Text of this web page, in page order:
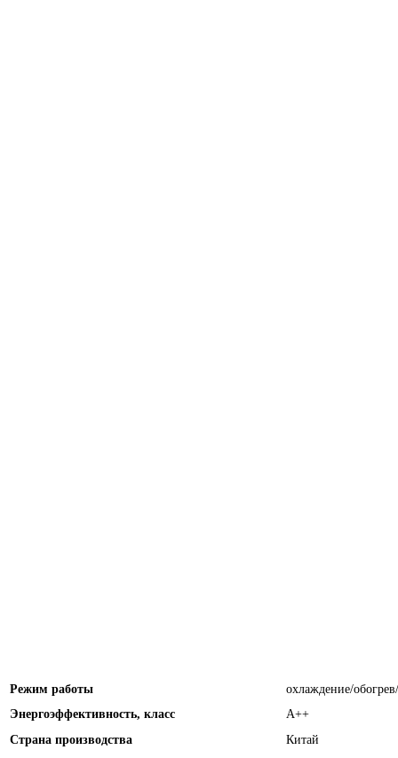
Режим работы
охлаждение/
Энергоэффективность, класс
А++
Страна производства
Китай